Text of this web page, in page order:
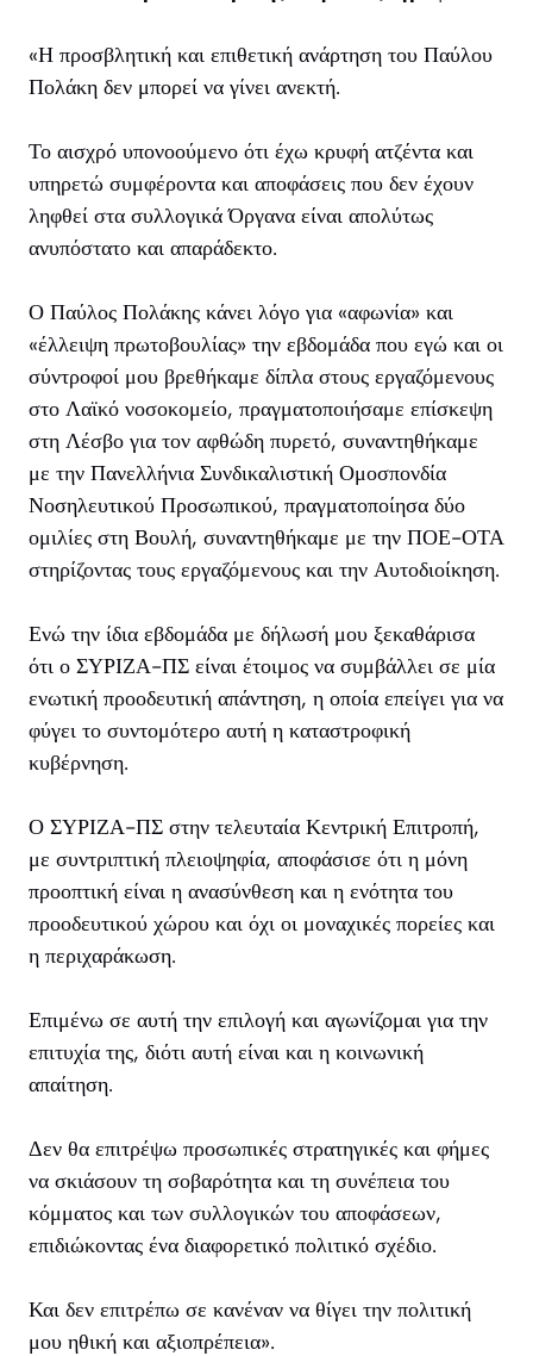
«Η προσβλητική και επιθετική ανάρτηση του Παύλου
Πολάκη δεν μπορεί να γίνει ανεκτή.
Το αισχρό υπονοούμενο ότι έχω κρυφή ατζέντα και
υπηρετώ συμφέροντα και αποφάσεις που δεν έχουν
ληφθεί στα συλλογικά Όργανα είναι απολύτως
ανυπόστατο και απαράδεκτο.
Ο Παύλος Πολάκης κάνει λόγο για «αφωνία» και
«έλλειψη πρωτοβουλίας» την εβδομάδα που εγώ και οι
σύντροφοί μου βρεθήκαμε δίπλα στους εργαζόμενους
στο Λαϊκό νοσοκομείο, πραγματοποιήσαμε επίσκεψη
στη Λέσβο για τον αφθώδη πυρετό, συναντηθήκαμε
με την Πανελλήνια Συνδικαλιστική Ομοσπονδία
Νοσηλευτικού Προσωπικού, πραγματοποίησα δύο
ομιλίες στη Βουλή, συναντηθήκαμε με την ΠΟΕ-ΟΤΑ
στηρίζοντας τους εργαζόμενους και την Αυτοδιοίκηση.
Ενώ την ίδια εβδομάδα με δήλωσή μου ξεκαθάρισα
ότι ο ΣΥΡΙΖΑ-ΠΣ είναι έτοιμος να συμβάλλει σε μία
ενωτική προοδευτική απάντηση, η οποία επείγει για να
φύγει το συντομότερο αυτή η καταστροφική
κυβέρνηση.
Ο ΣΥΡΙΖΑ-ΠΣ στην τελευταία Κεντρική Επιτροπή,
με συντριπτική πλειοψηφία, αποφάσισε ότι η μόνη
προοπτική είναι η ανασύνθεση και η ενότητα του
προοδευτικού χώρου και όχι οι μοναχικές πορείες και
η περιχαράκωση.
Επιμένω σε αυτή την επιλογή και αγωνίζομαι για την
επιτυχία της, διότι αυτή είναι και η κοινωνική
απαίτηση.
Δεν θα επιτρέψω προσωπικές στρατηγικές και φήμες
να σκιάσουν τη σοβαρότητα και τη συνέπεια του
κόμματος και των συλλογικών του αποφάσεων,
επιδιώκοντας ένα διαφορετικό πολιτικό σχέδιο.
Και δεν επιτρέπω σε κανέναν να θίγει την πολιτική
μου ηθική και αξιοπρέπεια».